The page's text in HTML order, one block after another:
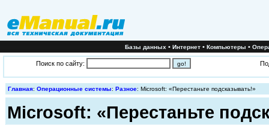
Базы данных•Интернет•Компьютеры•
Поиск по сайту:
Главная: Операционные системы: Разное: Microsoft: «Перестаньте подсказывать!»
Microsoft: «Перестаньте